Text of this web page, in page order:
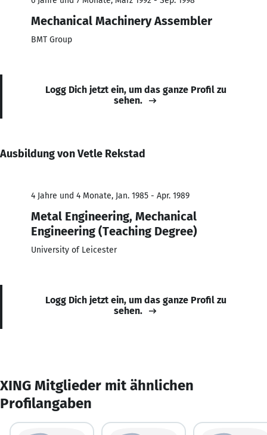
Mechanical Machinery Assembler
BMT Group
Logg Dich jetzt ein, um das ganze Profil zu
sehen.
Ausbildung von Vetle Rekstad
4 Jahre und 4 Monate, Jan. 1985 - Apr. 1989
Metal Engineering, Mechanical
Engineering (Teaching Degree)
University of Leicester
Logg Dich jetzt ein, um das ganze Profil zu
sehen.
XING Mitglieder mit ähnlichen
Profilangaben